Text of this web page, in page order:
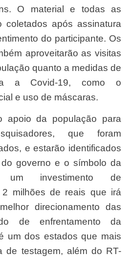
O material e todas as
coletados após assinatura
do participante. Os
aproveitarão as visitas
quanto a medidas de
a Covid-19, como o
e uso de máscaras.
que foram
e estarão identificados
governo e o símbolo da
um investimento de
2 milhões de reais que irá
direcionamento das
de enfrentamento da
um dos estados que mais
de testagem, além do RT-